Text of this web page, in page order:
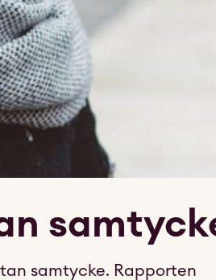
samtycke. Rapporten